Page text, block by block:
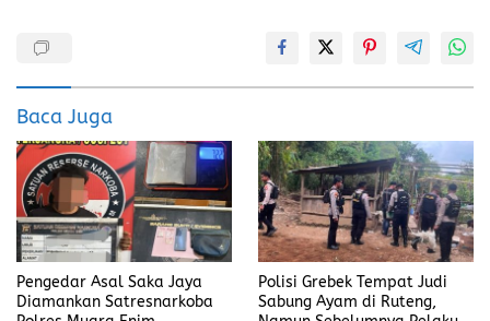
o
o
k
d
o
n
Baca Juga
Pengedar Asal Saka Jaya
Diamankan Satresnarkoba
Polisi Grebek Tempat Judi
Sabung Ayam di Ruteng,